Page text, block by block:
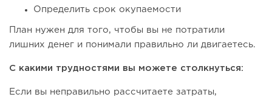
Определить срок окупаемости
План нужен для того, чтобы вы не потратили
лишних денег и понимали правильно ли двигаетесь.
С какими трудностями вы можете столкнуться:
Если вы неправильно рассчитаете затраты,